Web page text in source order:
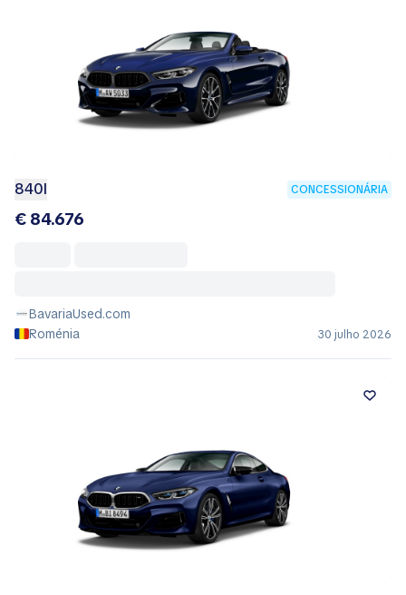
840I CONCESSIONÁRIA
€ 84.676
BavariaUsed.com
Roménia
30 julho 2026